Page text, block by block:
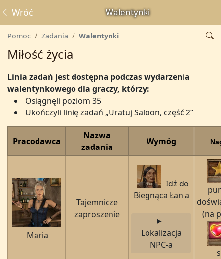
Walentynki
Wróć
Pomoc Zadania Walentynki
Miłość życia
Linia zadań jest dostępna podczas wydarzenia
walentynkowego dla graczy, którzy:
Osiągnęli poziom 35
Ukończyli linię zadań „Uratuj Saloon, część 2”
Pracodawca
Nazwa
zadania
Wymóg
Maria
Tajemnicze
zaproszenie
Idź do
Biegnąca Łania
Lokalizacja
NPC-a
(na